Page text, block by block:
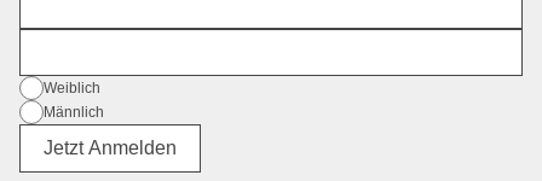
Geschlecht
Weiblich
Männlich
Divers
Jetzt Anmelden